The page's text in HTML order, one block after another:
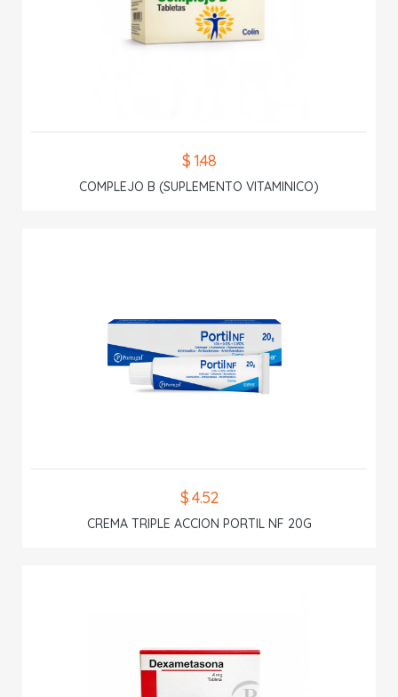
$ 1.48
COMPLEJO B (SUPLEMENTO VITAMINICO)
$ 4.52
CREMA TRIPLE ACCION PORTIL NF 20G